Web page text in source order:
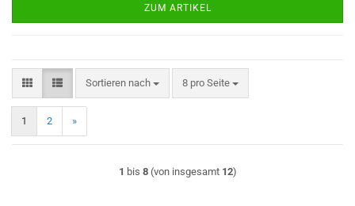
ZUM ARTIKEL
Sortieren nach
Sortieren nach 8 pro Seite
pro Seite
1 2 »
1 bis 8(von insgesamt 12)